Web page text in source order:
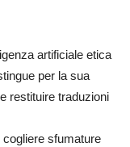
artificiale etica
per la sua
restituire traduzioni
cogliere sfumature